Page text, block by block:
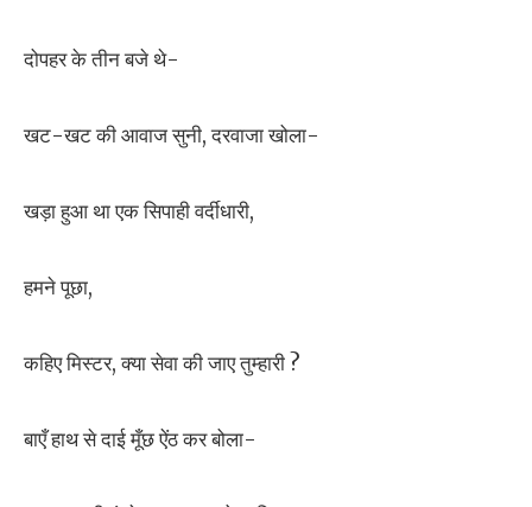
दोपहर के तीन बजे थे-
खट-खट की आवाज सुनी, दरवाजा खोला-
खड़ा हुआ था एक सिपाही वर्दीधारी,
हमने पूछा,
कहिए मिस्टर, क्या सेवा की जाए तुम्हारी ?
बाएँ हाथ से दाई मूँछ ऐंठ कर बोला-